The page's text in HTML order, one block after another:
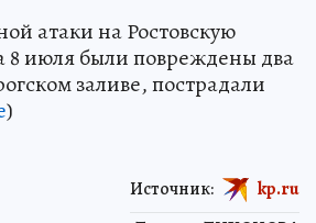
атаки на Ростовскую
8 июля были повреждены два
заливе, пострадали
)
Источник: kp.ru